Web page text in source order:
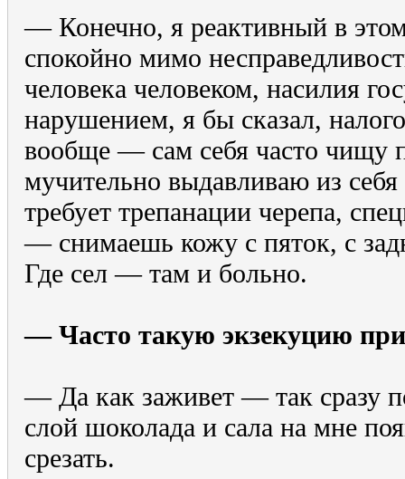
— Конечно, я реактивный в
спокойно мимо
человека человеком, насилия
нарушением, я бы сказал,
вообще — сам себя часто чищу
мучительно выдавливаю из
требует трепанации черепа,
— снимаешь кожу с пяток, с
Где сел — там и больно.
— Часто такую экзекуцию
— Да как заживет — так сразу
слой шоколада и сала на мне
срезать.